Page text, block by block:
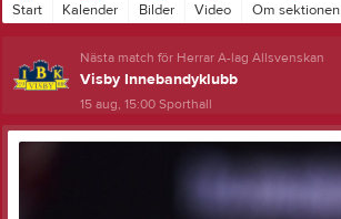
Start Kalender Bilder Video Om sektionen
Nästa match för Herrar A-lag Allsvenskan
Visby Innebandyklubb
15 aug, 15:00Sporthall